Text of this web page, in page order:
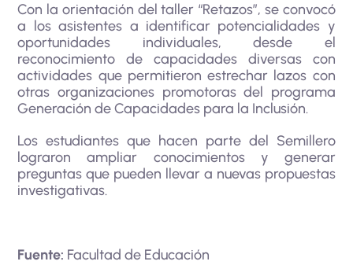
Con la orientación del taller “Retazos”, se convocó
a los asistentes a identificar potencialidades y
oportunidades individuales, desde el
reconocimiento de capacidades diversas con
actividades que permitieron estrechar lazos con
otras organizaciones promotoras del programa
Generación de Capacidades para la Inclusión.
Los estudiantes que hacen parte del Semillero
lograron ampliar conocimientos y generar
preguntas que pueden llevar a nuevas propuestas
investigativas.
Fuente: Facultad de Educación